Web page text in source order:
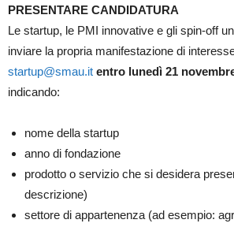
PRESENTARE CANDIDATURA
Le startup, le PMI innovative e gli spin-off
inviare la propria manifestazione di
startup@smau.it entro lunedì 21
indicando:
nome della startup
anno di fondazione
prodotto o servizio che si desidera
descrizione)
settore di appartenenza (ad esempio: